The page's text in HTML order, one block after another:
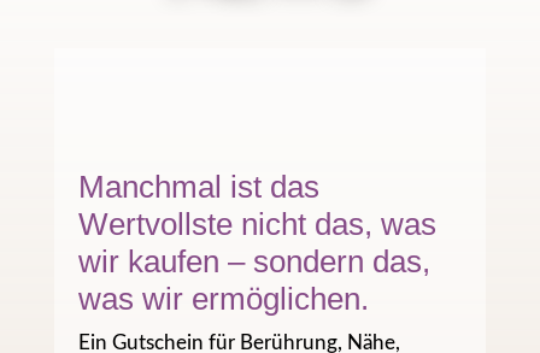
Manchmal ist das
Wertvollste nicht das, was
wir kaufen – sondern das,
was wir ermöglichen.
Ein Gutschein für Berührung, Nähe,